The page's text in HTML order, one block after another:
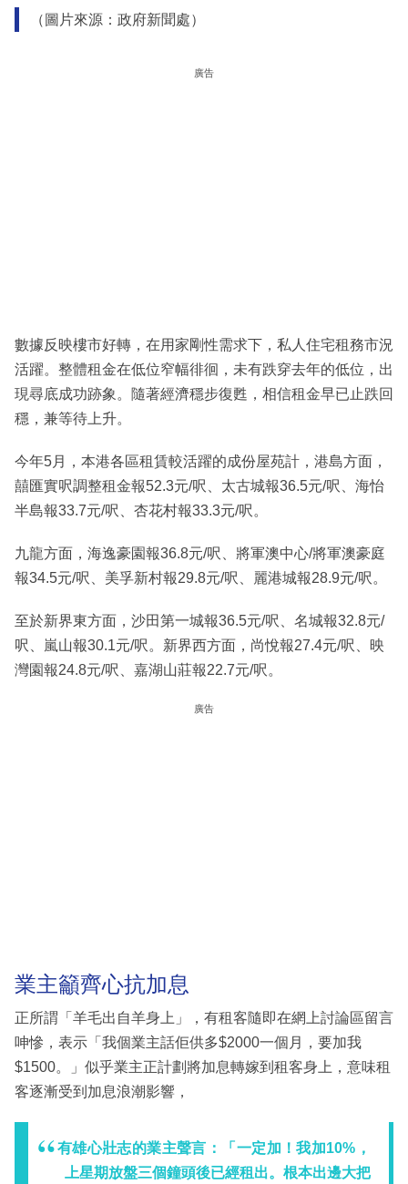
（圖片來源：政府新聞處）
廣告
數據反映樓市好轉，在用家剛性需求下，私人住宅租務市況
活躍。整體租金在低位窄幅徘徊，未有跌穿去年的低位，出
現尋底成功跡象。隨著經濟穩步復甦，相信租金早已止跌回
穩，兼等待上升。
今年5月，本港各區租賃較活躍的成份屋苑計，港島方面，
囍匯實呎調整租金報52.3元/呎、太古城報36.5元/呎、海怡
半島報33.7元/呎、杏花村報33.3元/呎。
九龍方面，海逸豪園報36.8元/呎、將軍澳中心/將軍澳豪庭
報34.5元/呎、美孚新村報29.8元/呎、麗港城報28.9元/呎。
至於新界東方面，沙田第一城報36.5元/呎、名城報32.8元/
呎、嵐山報30.1元/呎。新界西方面，尚悅報27.4元/呎、映
灣園報24.8元/呎、嘉湖山莊報22.7元/呎。
廣告
業主籲齊心抗加息
正所謂「羊毛出自羊身上」，有租客隨即在網上討論區留言
呻慘，表示「我個業主話佢供多$2000一個月，要加我
$1500。」似乎業主正計劃將加息轉嫁到租客身上，意味租
客逐漸受到加息浪潮影響，
有雄心壯志的業主聲言：「一定加！我加10%，
上星期放盤三個鐘頭後已經租出。根本出邊大把